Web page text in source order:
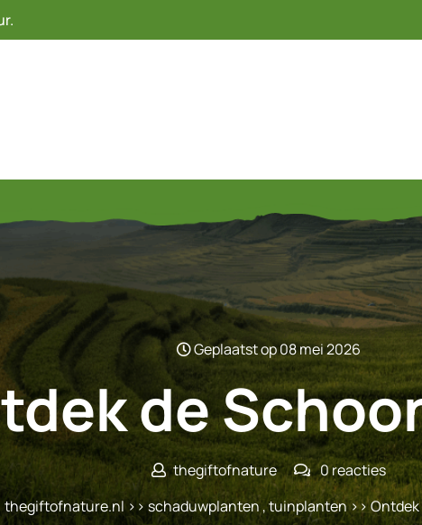
Geplaatst op 08 mei 2026
de
thegiftofnature
0 reacties
thegiftofnature.nl>>schaduwplanten,tuinplanten>>